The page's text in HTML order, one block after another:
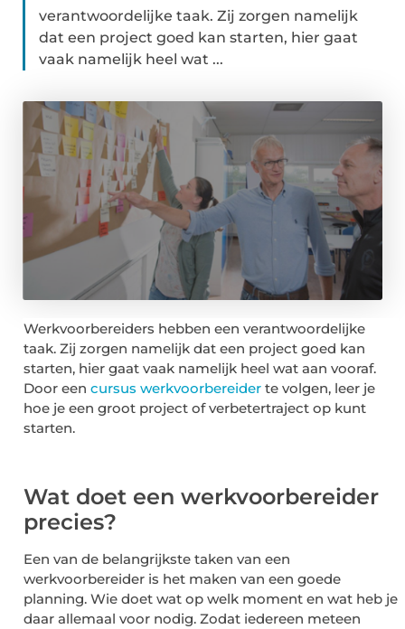
verantwoordelijke taak. Zij zorgen namelijk
dat een project goed kan starten, hier gaat
vaak namelijk heel wat ...
Werkvoorbereiders hebben een verantwoordelijke
taak. Zij zorgen namelijk dat een project goed kan
starten, hier gaat vaak namelijk heel wat aan vooraf.
Door een cursus werkvoorbereider te volgen, leer je
hoe je een groot project of verbetertraject op kunt
starten.
Wat doet een werkvoorbereider
precies?
Een van de belangrijkste taken van een
werkvoorbereider is het maken van een goede
planning. Wie doet wat op welk moment en wat heb je
daar allemaal voor nodig. Zodat iedereen meteen